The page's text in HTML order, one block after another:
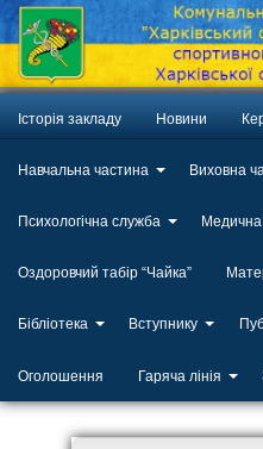
Історія закладу Новини
Навчальна частина Виховна
Психологічна служба
Оздоровчий табір “Чайка”
Бібліотека Вступнику
Оголошення Гаряча лінія